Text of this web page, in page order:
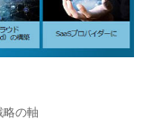
略の軸